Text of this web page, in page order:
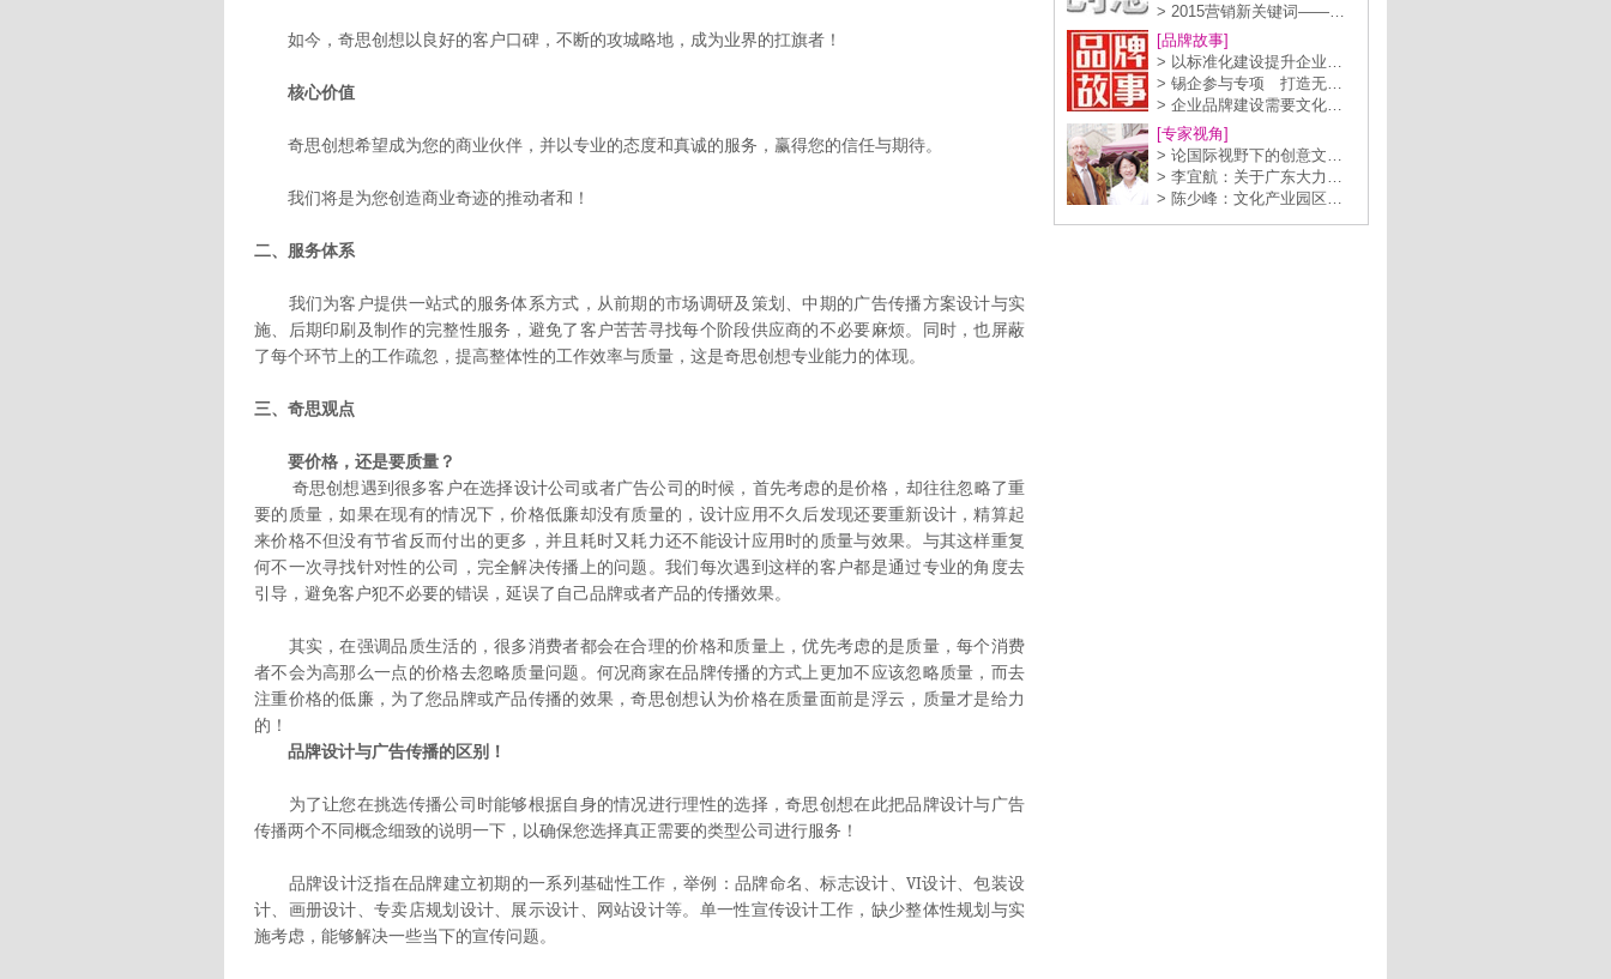
如今，奇思创想以良好的客户口碑，不断的攻城略地，成为业界的扛旗者！
核心价值
奇思创想希望成为您的商业伙伴，并以专业的态度和真诚的服务，赢得您的信任与期待。
我们将是为您创造商业奇迹的推动者和！
二、服务体系
我们为客户提供一站式的服务体系方式，从前期的市场调研及策划、中期的广告传播方案设计与实
施、后期印刷及制作的完整性服务，避免了客户苦苦寻找每个阶段供应商的不必要麻烦。同时，也屏蔽
了每个环节上的工作疏忽，提高整体性的工作效率与质量，这是奇思创想专业能力的体现。
三、奇思观点
要价格，还是要质量？
奇思创想遇到很多客户在选择设计公司或者广告公司的时候，首先考虑的是价格，却往往忽略了重
要的质量，如果在现有的情况下，价格低廉却没有质量的，设计应用不久后发现还要重新设计，精算起
来价格不但没有节省反而付出的更多，并且耗时又耗力还不能设计应用时的质量与效果。与其这样重复
何不一次寻找针对性的公司，完全解决传播上的问题。我们每次遇到这样的客户都是通过专业的角度去
引导，避免客户犯不必要的错误，延误了自己品牌或者产品的传播效果。
其实，在强调品质生活的，很多消费者都会在合理的价格和质量上，优先考虑的是质量，每个消费
者不会为高那么一点的价格去忽略质量问题。何况商家在品牌传播的方式上更加不应该忽略质量，而去
注重价格的低廉，为了您品牌或产品传播的效果，奇思创想认为价格在质量面前是浮云，质量才是给力
的！
品牌设计与广告传播的区别！
为了让您在挑选传播公司时能够根据自身的情况进行理性的选择，奇思创想在此把品牌设计与广告
传播两个不同概念细致的说明一下，以确保您选择真正需要的类型公司进行服务！
品牌设计泛指在品牌建立初期的一系列基础性工作，举例：品牌命名、标志设计、VI设计、包装设
计、画册设计、专卖店规划设计、展示设计、网站设计等。单一性宣传设计工作，缺少整体性规划与实
施考虑，能够解决一些当下的宣传问题。
> 2015营销新关键词——…
[品牌故事]
> 以标准化建设提升企业…
> 锡企参与专项 打造无…
> 企业品牌建设需要文化…
[专家视角]
> 论国际视野下的创意文…
> 李宜航：关于广东大力…
> 陈少峰：文化产业园区…